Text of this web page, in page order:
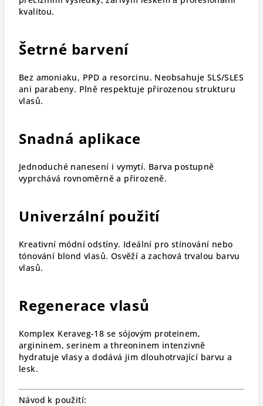
kvalitou.
Šetrné barvení
Bez amoniaku, PPD a resorcinu. Neobsahuje SLS/SLES
ani parabeny. Plně respektuje přirozenou strukturu
vlasů.
Snadná aplikace
Jednoduché nanesení i vymytí. Barva postupně
vyprchává rovnoměrně a přirozeně.
Univerzální použití
Kreativní módní odstíny. Ideální pro stínování nebo
tónování blond vlasů. Osvěží a zachová trvalou barvu
vlasů.
Regenerace vlasů
Komplex Keraveg-18 se sójovým proteinem,
argininem, serinem a threoninem intenzivně
hydratuje vlasy a dodává jim dlouhotrvající barvu a
lesk.
Návod k použití: